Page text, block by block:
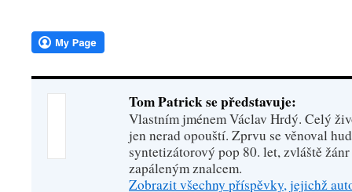
Tom Patrick se představuje:
Vlastním jménem Václav Hrdý. Celý
jen nerad opouští. Zprvu se věnoval
syntetizátorový pop 80. let, zvláště
zapáleným znalcem.
Zobrazit všechny příspěvky, jejichž